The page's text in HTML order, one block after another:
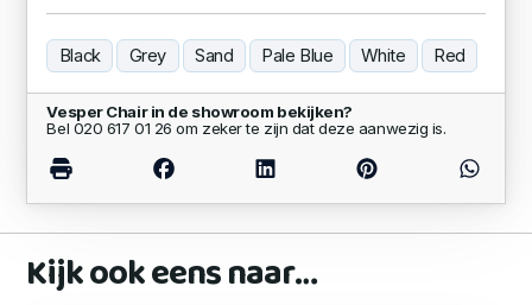
Black Grey Sand Pale Blue White Red
Vesper Chair in de showroom bekijken?
Bel 020 617 01 26 om zeker te zijn dat deze aanwezig is.
Kijk ook eens naar…